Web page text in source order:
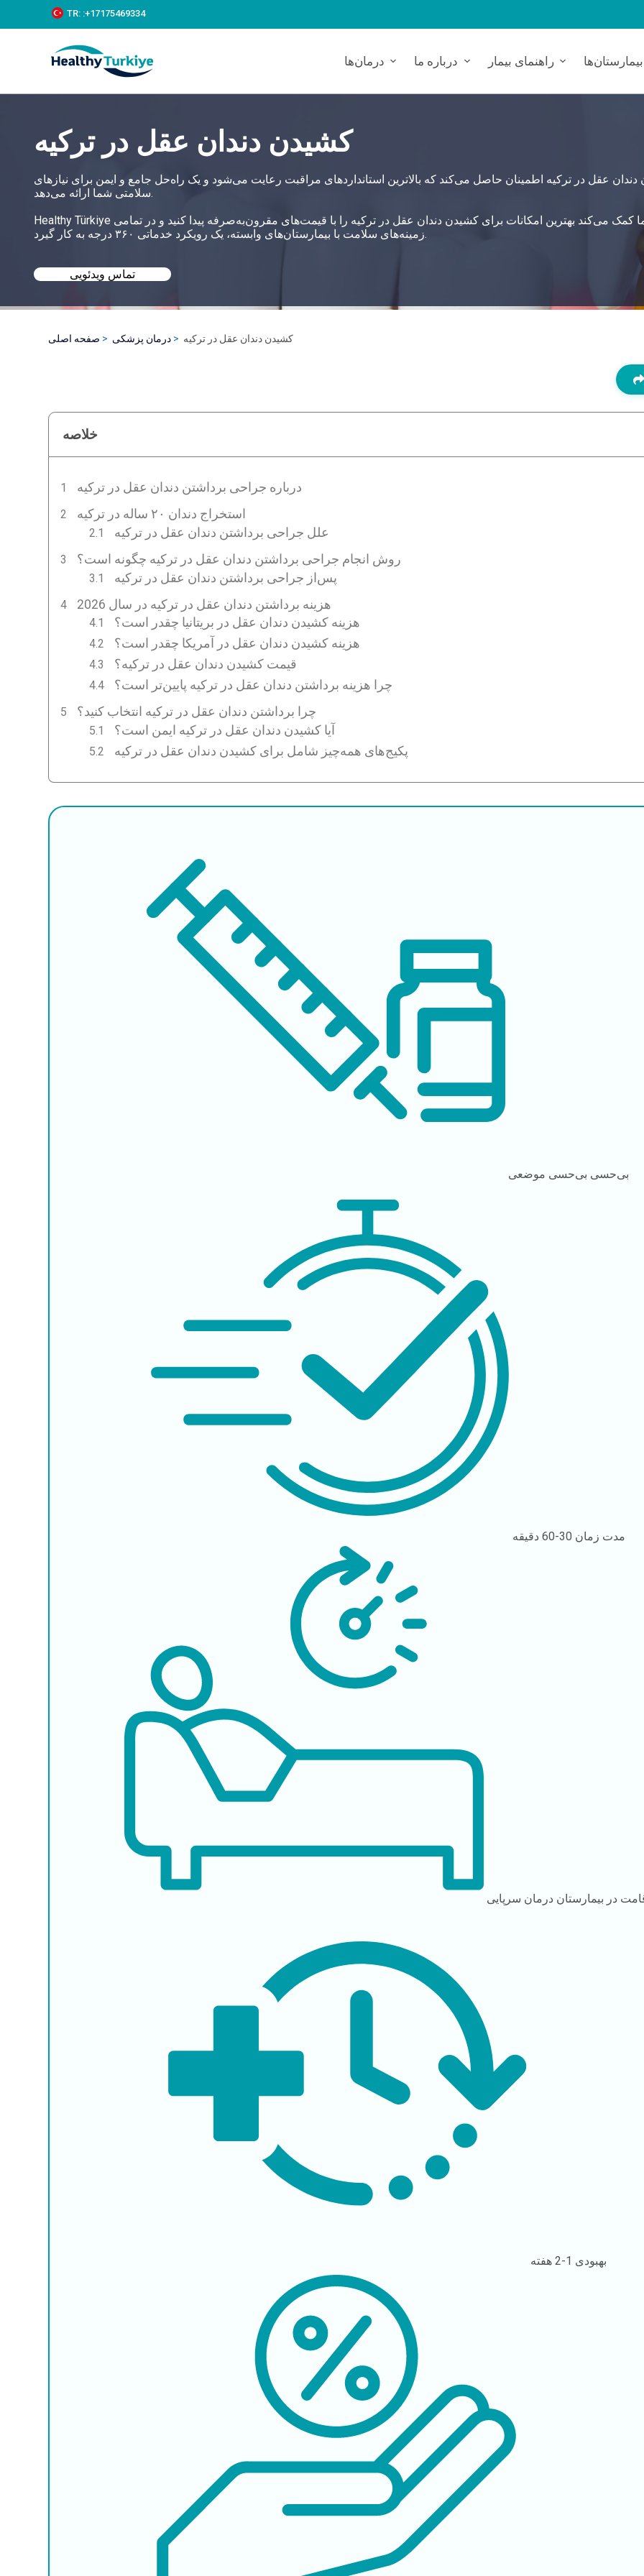
k
c
TR: :+‪17175469334‬
درمان‌ها درباره ما راهنمای بیمار بیمارستان‌ها
کشیدن دندان عقل در ترکیه
عقل در ترکیه اطمینان حاصل می‌کند که بالاترین استانداردهای مراقبت رعایت می‌شود و یک راه‌حل جامع و ایمن برای نیازهای
سلامتی شما ارائه می‌دهد.
Healthy Türkiye به شما کمک می‌کند بهترین امکانات برای کشیدن دندان عقل در ترکیه را با قیمت‌های مقرون‌به‌صرفه پیدا کنید و در تمامی
زمینه‌های سلامت با بیمارستان‌های وابسته، یک رویکرد خدماتی ۳۶۰ درجه به کار گیرد.
تماس ویدئویی
صفحه اصلی درمان پزشکی کشیدن دندان عقل در ترکیه
خلاصه
درباره جراحی برداشتن دندان عقل در ترکیه
استخراج دندان ۲۰ ساله در ترکیه
علل جراحی برداشتن دندان عقل در ترکیه
روش انجام جراحی برداشتن دندان عقل در ترکیه چگونه است؟
پس‌از جراحی برداشتن دندان عقل در ترکیه
هزینه برداشتن دندان عقل در ترکیه در سال 2026
هزینه کشیدن دندان عقل در بریتانیا چقدر است؟
هزینه کشیدن دندان عقل در آمریکا چقدر است؟
قیمت کشیدن دندان عقل در ترکیه؟
چرا هزینه برداشتن دندان عقل در ترکیه پایین‌تر است؟
چرا برداشتن دندان عقل در ترکیه انتخاب کنید؟
آیا کشیدن دندان عقل در ترکیه ایمن است؟
پکیج‌های همه‌چیز شامل برای کشیدن دندان عقل در ترکیه
بی‌حسی بی‌حسی موضعی
مدت زمان 30-60 دقیقه
در بیمارستان درمان سرپایی
بهبودی 1-2 هفته